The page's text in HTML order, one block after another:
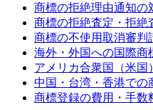
商標の拒絶理由通知の
商標の拒絶査定・拒絶
商標の不使用取消審判
海外・外国への国際商
アメリカ合衆国（米国
中国・台湾・香港での
商標登録の費用・手数